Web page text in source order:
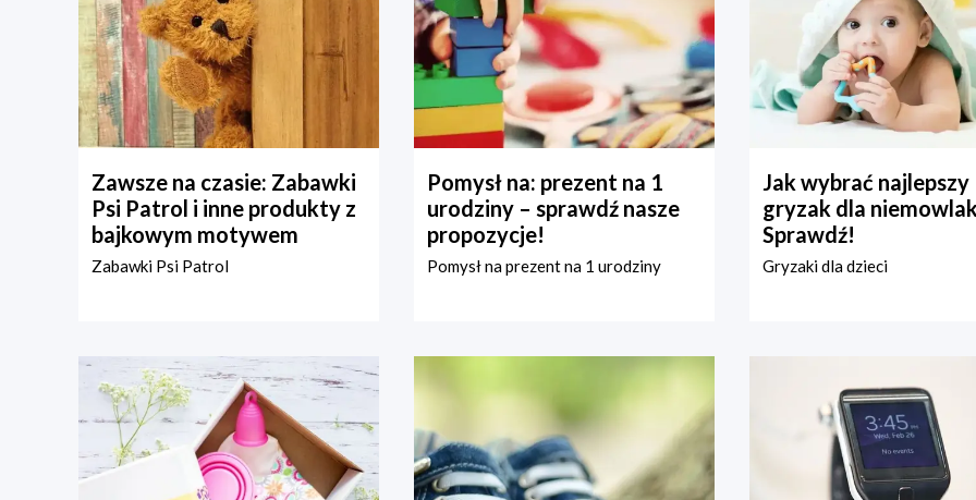
Zawsze na czasie: Zabawki
Psi Patrol i inne produkty z
bajkowym motywem
Zabawki Psi Patrol
Pomysł na: prezent na 1
urodziny – sprawdź nasze
propozycje!
Pomysł na prezent na 1 urodziny
Jak wybrać najlepszy
gryzak dla
Sprawdź!
Gryzaki dla dzieci